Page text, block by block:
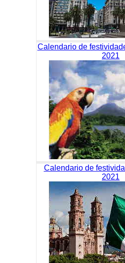
Calendario de
2021
Calendario de
2021